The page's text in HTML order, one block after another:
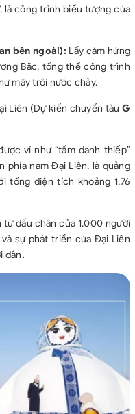
là công trình biểu tượng của
bên ngoài): Lấy cảm hứng
Bắc, tổng thể công trình
mây trôi nước chảy.
Liên (Dự kiến chuyến tàu G
ví như “tấm danh thiếp”
phía nam Đại Liên, là quảng
tổng diện tích khoảng 1,76
từ dấu chân của 1.000 người
sự phát triển của Đại Liên
dân.